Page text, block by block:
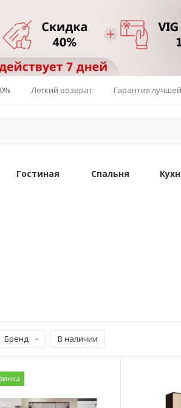
Легкий возврат Гарантия
Гостиная Спальня
Бренд В наличии